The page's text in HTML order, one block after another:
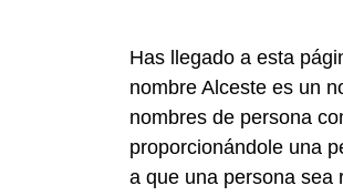
Has llegado a esta
nombre Alceste es un
nombres de persona
proporcionándole una
a que una persona sea